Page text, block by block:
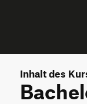
Inhalt des